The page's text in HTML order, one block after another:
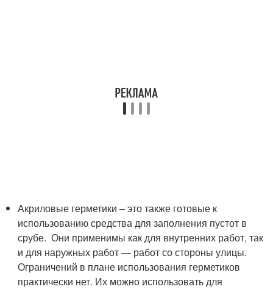
Акриловые герметики – это также готовые к
использованию средства для заполнения пустот в
срубе. Они применимы как для внутренних работ, так
и для наружных работ — работ со стороны улицы.
Ограничений в плане использования герметиков
практически нет. Их можно использовать для